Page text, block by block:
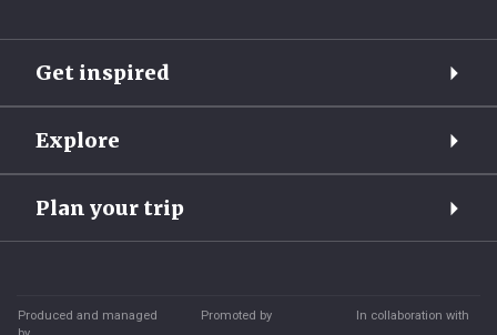
Get inspired
Explore
Plan your trip
Produced and managed
Promoted by In collaboration with